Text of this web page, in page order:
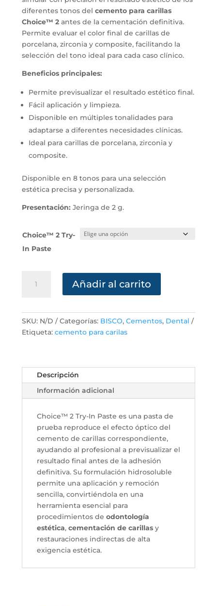
diferentes tonos del cemento para carillas
Choice™ 2antes de la cementación definitiva.
Permite evaluar el color final de carillas de
porcelana, zirconia y composite, facilitando la
selección del tono ideal para cada caso clínico.
Beneficios principales:
Permite previsualizar el resultado estético final.
Fácil aplicación y limpieza.
Disponible en múltiples tonalidades para
adaptarse a diferentes necesidades clínicas.
Ideal para carillas de porcelana, zirconia y
composite.
Disponible en 8 tonos para una selección
estética precisa y personalizada.
Presentación: Jeringa de 2 g.
Choice™ 2 Try-
In Paste
Paste
cantidad
Añadir al carrito
SKU: N/D Categorías: BISCO, Cementos, Dental
Etiqueta: cemento para carilas
Descripción
Información adicional
Choice™ 2 Try-In Paste es una pasta de
prueba reproduce el efecto óptico del
cemento de carillas correspondiente,
ayudando al profesional a previsualizar el
resultado final antes de la adhesión
definitiva. Su formulación hidrosoluble
permite una aplicación y remoción
sencilla, convirtiéndola en una
herramienta esencial para
procedimientos de odontología
estética, cementación de carillasy
restauraciones indirectas de alta
exigencia estética.